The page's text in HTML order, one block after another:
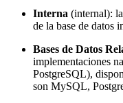
Interna (internal):
de la base de datos
Bases de Datos
implementaciones
PostgreSQL),
son MySQL,